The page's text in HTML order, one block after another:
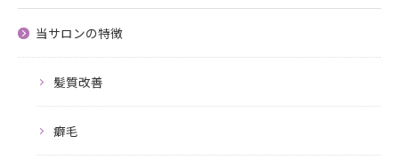
当サロンの特徴
髪質改善
癖毛